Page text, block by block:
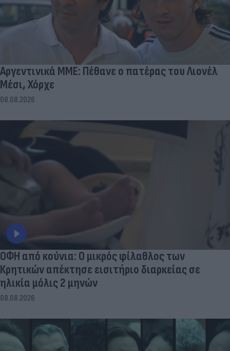
Αργεντινικά ΜΜΕ: Πέθανε ο πατέρας του Λιονέλ
Μέσι, Χόρχε
08.08.2026
ΟΦΗ από κούνια: Ο μικρός φίλαθλος των
Κρητικών απέκτησε εισιτήριο διαρκείας σε
ηλικία μόλις 2 μηνών
08.08.2026